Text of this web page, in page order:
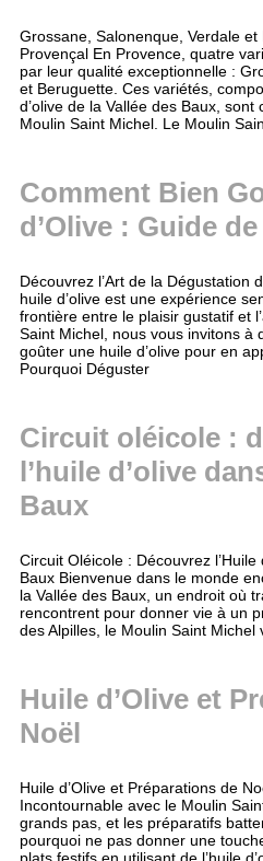
Grossane, Salonenque, Verdale
Provençal En Provence, quatre
par leur qualité exceptionnelle :
et Beruguette. Ces variétés,
d’olive de la Vallée des Baux,
Moulin Saint Michel. Le Moulin
Comment Bien
d’Olive : Guide
Découvrez l’Art de la Dégustation
huile d’olive est une expérience
frontière entre le plaisir gustatif et
Saint Michel, nous vous invitons à
goûter une huile d’olive pour en
Pourquoi Déguster
Circuit oléicole :
l’huile d’olive
Baux
Circuit Oléicole : Découvrez l’Huile
Baux Bienvenue dans le monde
la Vallée des Baux, un endroit où
rencontrent pour donner vie à un
des Alpilles, le Moulin Saint Michel
Huile d’Olive et
Noël
Huile d’Olive et Préparations de
Incontournable avec le Moulin
grands pas, et les préparatifs
pourquoi ne pas donner une